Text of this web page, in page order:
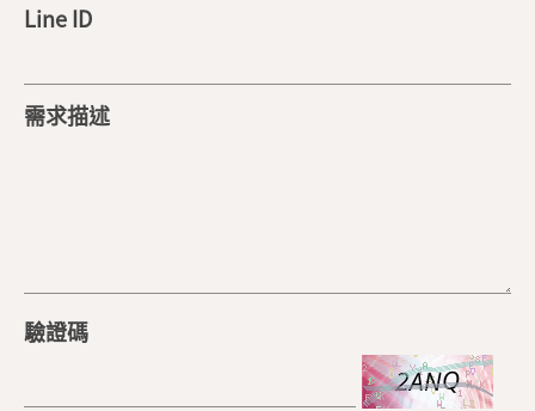
Line ID
需求描述
驗證碼